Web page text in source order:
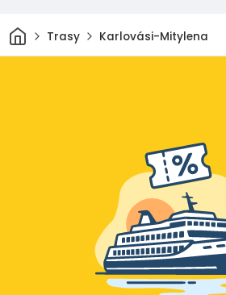
DomTrasy Karlovási-Mitylena